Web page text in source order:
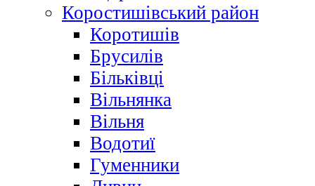
Коростишівський район
Коротишів
Брусилів
Більківці
Вільнянка
Вільня
Водотиї
Гуменники